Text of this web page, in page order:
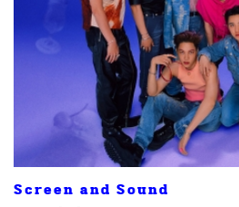
Screen and Sound